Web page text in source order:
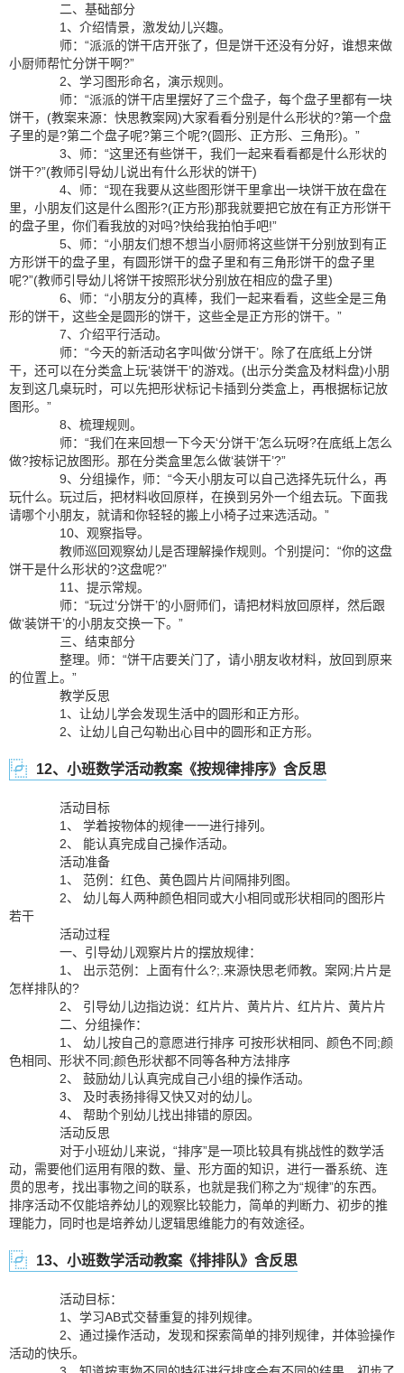
二、基础部分
1、介绍情景，激发幼儿兴趣。
师：“派派的饼干店开张了，但是饼干还没有分好，谁想来做
小厨师帮忙分饼干啊?”
2、学习图形命名，演示规则。
师：“派派的饼干店里摆好了三个盘子，每个盘子里都有一块
饼干，(教案来源：快思教案网)大家看看分别是什么形状的?第一个盘
子里的是?第二个盘子呢?第三个呢?(圆形、正方形、三角形)。”
3、师：“这里还有些饼干，我们一起来看看都是什么形状的
饼干?”(教师引导幼儿说出有什么形状的饼干)
4、师：“现在我要从这些图形饼干里拿出一块饼干放在盘在
里，小朋友们这是什么图形?(正方形)那我就要把它放在有正方形饼干
的盘子里，你们看我放的对吗?快给我拍怕手吧!”
5、师：“小朋友们想不想当小厨师将这些饼干分别放到有正
方形饼干的盘子里，有圆形饼干的盘子里和有三角形饼干的盘子里
呢?”(教师引导幼儿将饼干按照形状分别放在相应的盘子里)
6、师：“小朋友分的真棒，我们一起来看看，这些全是三角
形的饼干，这些全是圆形的饼干，这些全是正方形的饼干。”
7、介绍平行活动。
师：“今天的新活动名字叫做‘分饼干’。除了在底纸上分饼
干，还可以在分类盒上玩‘装饼干’的游戏。(出示分类盒及材料盘)小朋
友到这几桌玩时，可以先把形状标记卡插到分类盒上，再根据标记放
图形。”
8、梳理规则。
师：“我们在来回想一下今天‘分饼干’怎么玩呀?在底纸上怎么
做?按标记放图形。那在分类盒里怎么做‘装饼干’?”
9、分组操作，师：“今天小朋友可以自己选择先玩什么，再
玩什么。玩过后，把材料收回原样，在换到另外一个组去玩。下面我
请哪个小朋友，就请和你轻轻的搬上小椅子过来选活动。”
10、观察指导。
教师巡回观察幼儿是否理解操作规则。个别提问：“你的这盘
饼干是什么形状的?这盘呢?”
11、提示常规。
师：“玩过‘分饼干’的小厨师们，请把材料放回原样，然后跟
做‘装饼干’的小朋友交换一下。”
三、结束部分
整理。师：“饼干店要关门了，请小朋友收材料，放回到原来
的位置上。”
教学反思
1、让幼儿学会发现生活中的圆形和正方形。
2、让幼儿自己勾勒出心目中的圆形和正方形。
12、小班数学活动教案《按规律排序》含反思
活动目标
1、 学着按物体的规律一一进行排列。
2、 能认真完成自己操作活动。
活动准备
1、 范例：红色、黄色圆片片间隔排列图。
2、 幼儿每人两种颜色相同或大小相同或形状相同的图形片
若干
活动过程
一、引导幼儿观察片片的摆放规律：
1、 出示范例：上面有什么?;.来源快思老师教。案网;片片是
怎样排队的?
2、 引导幼儿边指边说：红片片、黄片片、红片片、黄片片
二、分组操作：
1、 幼儿按自己的意愿进行排序 可按形状相同、颜色不同;颜
色相同、形状不同;颜色形状都不同等各种方法排序
2、 鼓励幼儿认真完成自己小组的操作活动。
3、 及时表扬排得又快又对的幼儿。
4、 帮助个别幼儿找出排错的原因。
活动反思
对于小班幼儿来说，“排序”是一项比较具有挑战性的数学活
动，需要他们运用有限的数、量、形方面的知识，进行一番系统、连
贯的思考，找出事物之间的联系，也就是我们称之为“规律”的东西。
排序活动不仅能培养幼儿的观察比较能力，简单的判断力、初步的推
理能力，同时也是培养幼儿逻辑思维能力的有效途径。
13、小班数学活动教案《排排队》含反思
活动目标：
1、学习AB式交替重复的排列规律。
2、通过操作活动，发现和探索简单的排列规律，并体验操作
活动的快乐。